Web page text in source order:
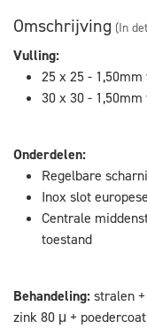
Omschrijving (In
Vulling:
25 x 25 -
30 x 30 -
Onderdelen:
Regelbare
Inox slot
Centrale
toestand
Behandeling:stralen
zink 80 μ +